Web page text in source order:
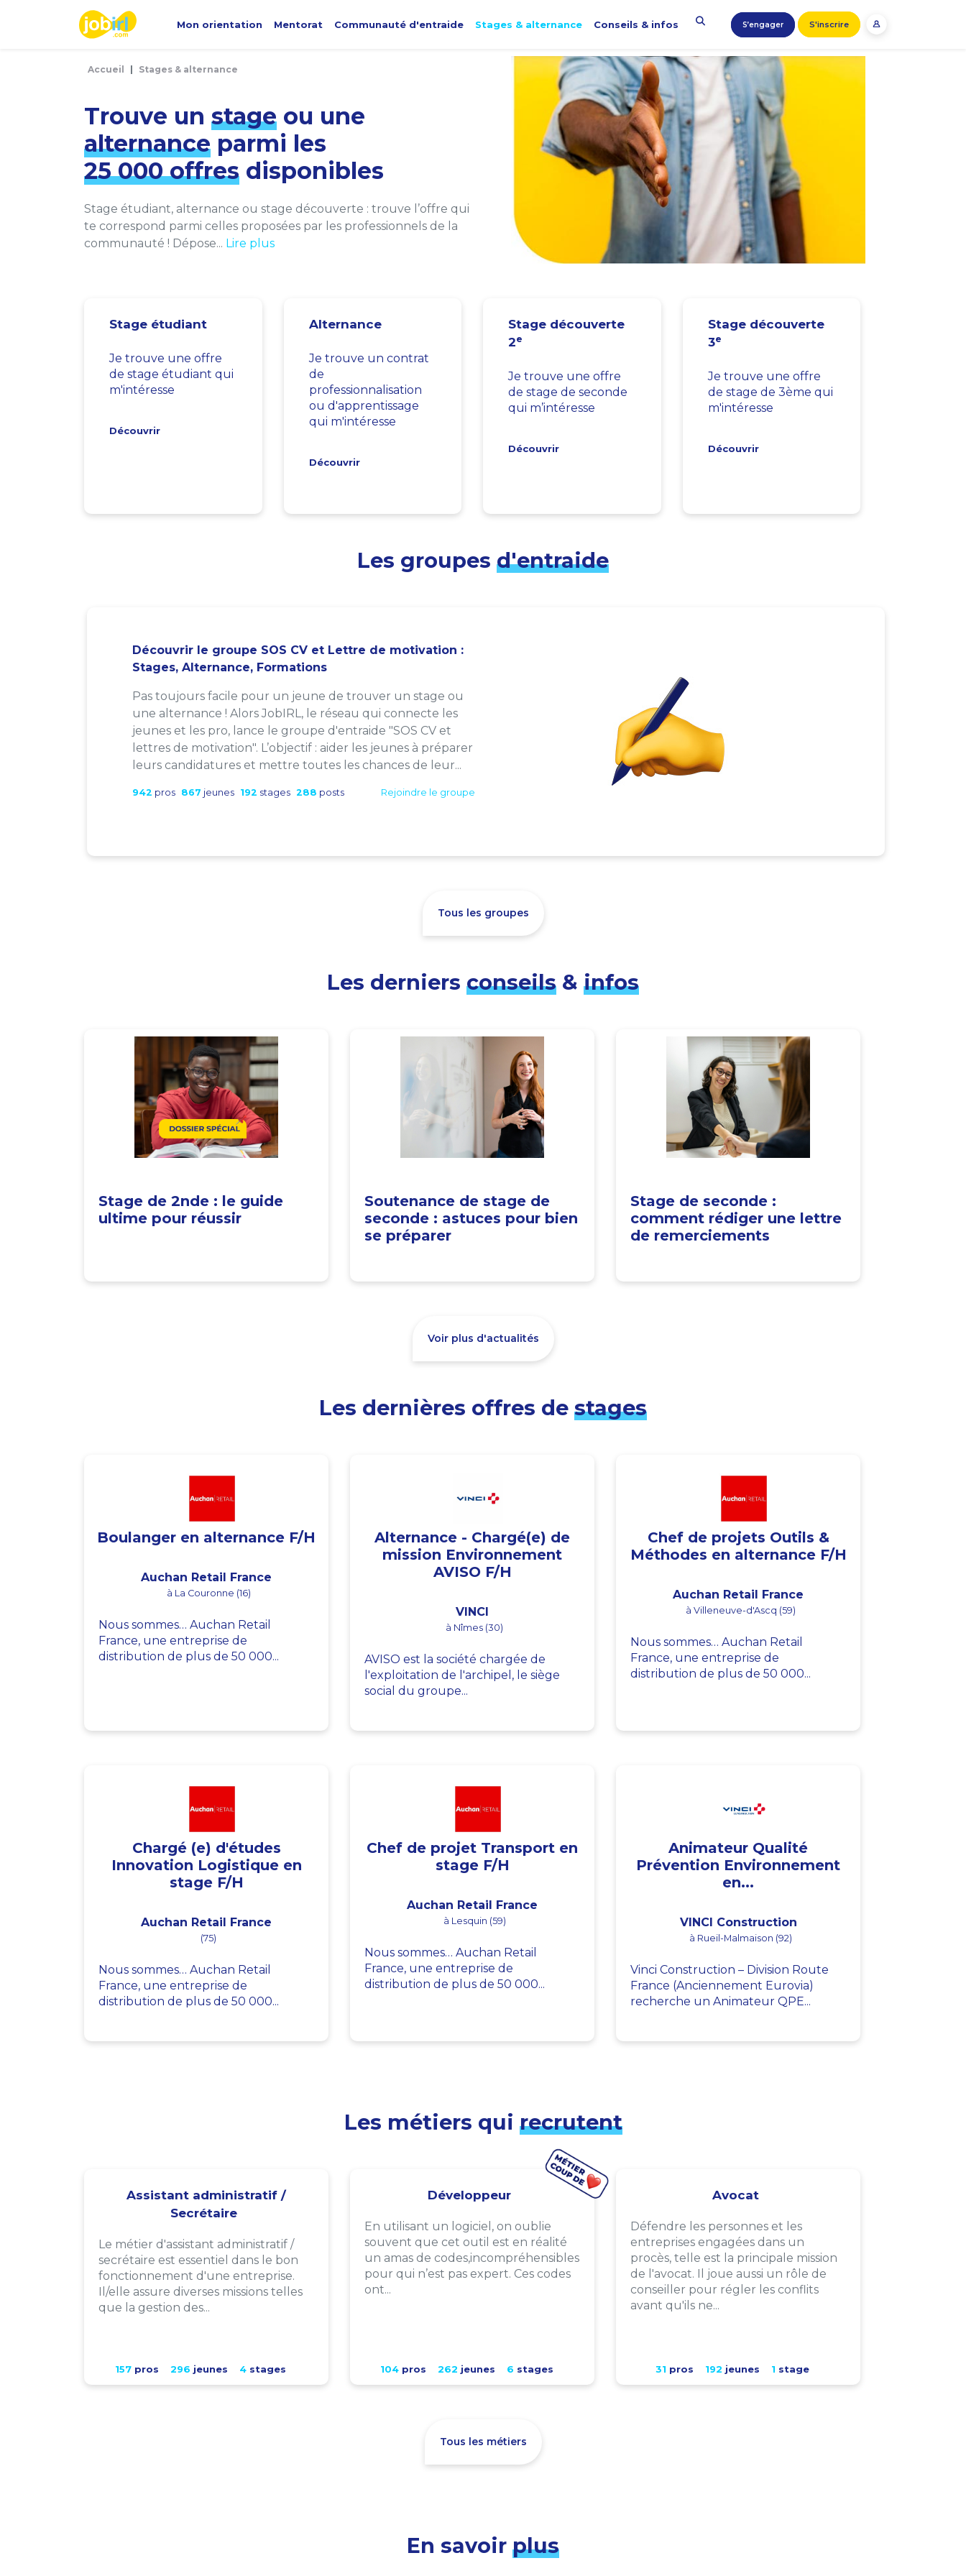
Mon orientation Mentorat Communauté d'entraide Stages & alternance Conseils & infos S’engager S'inscrire
Accueil Stages & alternance
Trouve un stage ou une
alternance parmi les
25 000 offres disponibles
Stage étudiant, alternance ou stage découverte : trouve l’offre qui
te correspond parmi celles proposées par les professionnels de la
communauté ! Dépose... Lire plus
Stage étudiant
Je trouve une offre
de stage étudiant qui
m'intéresse
Découvrir
Alternance
Je trouve un contrat
de
professionnalisation
ou d'apprentissage
qui m'intéresse
Découvrir
Stage découverte
2e
Je trouve une offre
de stage de seconde
qui m’intéresse
Découvrir
Stage découverte
3e
Je trouve une offre
de stage de 3ème qui
m'intéresse
Découvrir
Les groupes d'entraide
Découvrir le groupe SOS CV et Lettre de motivation :
Stages, Alternance, Formations
Pas toujours facile pour un jeune de trouver un stage ou
une alternance ! Alors JobIRL, le réseau qui connecte les
jeunes et les pro, lance le groupe d'entraide "SOS CV et
lettres de motivation". L’objectif : aider les jeunes à préparer
leurs candidatures et mettre toutes les chances de leur...
942 pros 867 jeunes 192 stages 288 posts Rejoindre le groupe
Tous les groupes
Les derniers conseils & infos
Stage de 2nde : le guide
ultime pour réussir
Soutenance de stage de
seconde : astuces pour bien
se préparer
Stage de seconde :
comment rédiger une lettre
de remerciements
Voir plus d'actualités
Les dernières offres de stages
Boulanger en alternance F/H
Auchan Retail France
à La Couronne (16)
Nous sommes… Auchan Retail
France, une entreprise de
distribution de plus de 50 000...
Alternance - Chargé(e) de
mission Environnement
AVISO F/H
VINCI
à Nîmes (30)
AVISO est la société chargée de
l'exploitation de l'archipel, le siège
social du groupe...
Chef de projets Outils &
Méthodes en alternance F/H
Auchan Retail France
à Villeneuve-d'Ascq (59)
Nous sommes… Auchan Retail
France, une entreprise de
distribution de plus de 50 000...
Chargé (e) d'études
Innovation Logistique en
stage F/H
Auchan Retail France
(75)
Nous sommes… Auchan Retail
France, une entreprise de
distribution de plus de 50 000...
Chef de projet Transport en
stage F/H
Auchan Retail France
à Lesquin (59)
Nous sommes… Auchan Retail
France, une entreprise de
distribution de plus de 50 000...
Animateur Qualité
Prévention Environnement
en...
VINCI Construction
à Rueil-Malmaison (92)
Vinci Construction – Division Route
France (Anciennement Eurovia)
recherche un Animateur QPE...
Les métiers qui recrutent
Assistant administratif /
Secrétaire
Le métier d'assistant administratif /
secrétaire est essentiel dans le bon
fonctionnement d'une entreprise.
Il/elle assure diverses missions telles
que la gestion des...
157 pros 296 jeunes 4 stages
Développeur
En utilisant un logiciel, on oublie
souvent que cet outil est en réalité
un amas de codes,incompréhensibles
pour qui n’est pas expert. Ces codes
ont...
104pros 262 jeunes 6 stages
Avocat
Défendre les personnes et les
entreprises engagées dans un
procès, telle est la principale mission
de l'avocat. Il joue aussi un rôle de
conseiller pour régler les conflits
avant qu'ils ne...
31 pros 192 jeunes 1 stage
Tous les métiers
En savoir plus
Panneau de gestion des cookies